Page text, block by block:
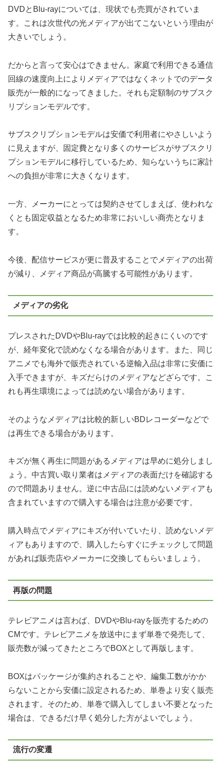
DVDとBlu-rayについては、現状でも売買がされていま
す。これは次世代の光メディアが出てこないという理由が
大きいでしょう。
だからと言って安心はできません。家庭で利用できる通信
回線の速度向上によりメディアではなくネットでのデータ
販売が一般的になってきました。それも定額制のサブスク
リプションモデルです。
サブスクリプションモデルは安価で利用者にやさしいよう
に見えますが、固定費となり多くのサービスがサブスクリ
プションモデルに移行しているため、知らないうちに家計
への負担が非常に大きくなります。
一方、メーカーにとっては契約させてしまえば、使われな
くとも固定収益となるため非常においしい商売となりま
す。
今後、配信サービスが更に普及することでメディアの出荷
が減り、メディア商品が高騰する可能性があります。
メディアの劣化
プレスされたDVDやBlu-rayでは比較的起きにくいのです
が、経年変化で読めなくなる場合があります。また、同じ
アニメでも海外で販売されている逆輸入品は非常に安価に
入手できますが、キズだらけのメディアなどざらです。こ
れも再生環境によっては読めない場合があります。
そのようなメディアは比較的新しいBDレコーダーなどで
は再生できる場合があります。
キズが無く再生に問題があるメディアは早めに処分しまし
ょう。中古買い取り業者はメディアの表面だけを確認する
ので問題ありません。逆に中古品には読めないメディアも
含まれていますので購入する場合は注意が必要です。
購入時点でメディアにキズが付いていたり、読めないメデ
ィアもありますので、購入したらすぐにチェックして問題
があれば販売店やメーカーに交換してもらいましょう。
再版の問題
テレビアニメは言わば、DVDやBlu-rayを販売するための
CMです。テレビアニメを放送中にまず単巻で発売して、
販売数が減ってきたところでBOXとして再版します。
BOXはパッケージが集約されることや、編集工数がかか
らないことから安価に設定されるため、単巻より安く販売
されます。そのため、単巻で購入してしまい不要となった
場合は、できるだけ早く処分した方がよいでしょう。
流行の変遷